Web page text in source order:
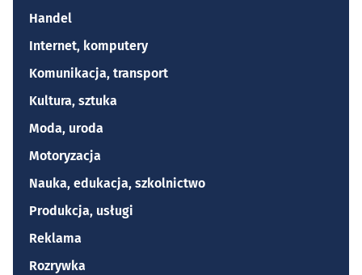
Handel
Internet, komputery
Komunikacja, transport
Kultura, sztuka
Moda, uroda
Motoryzacja
Nauka, edukacja, szkolnictwo
Produkcja, usługi
Reklama
Rozrywka